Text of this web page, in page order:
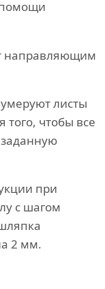
помощи
направляющим
листы
того, чтобы все
при
с шагом
2 мм.